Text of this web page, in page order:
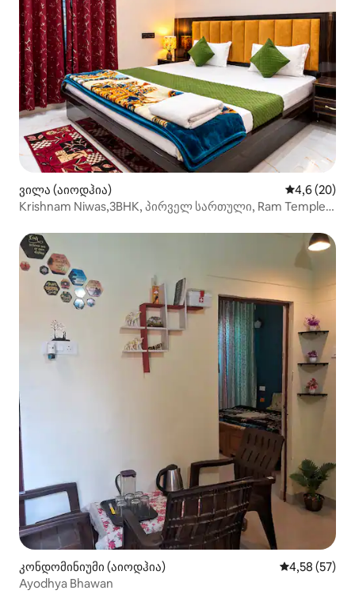
ვილა (აიოდჰია) საშუალო
4,6 (20)
Krishnam Niwas,3BHK, პირველ სართული, Ram Temple-
კონდომინიუმი (აიოდჰია) საშუალო
4,58 (57)
Ayodhya Bhawan